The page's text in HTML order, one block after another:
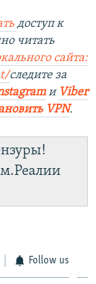
доступ к
читать
сайта:
следите за
и Viber
VPN.
Follow us